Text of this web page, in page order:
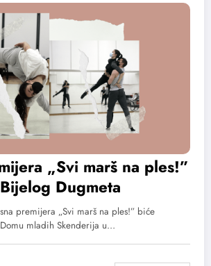
„Svi marš na ples!”
Dugmeta
premijera „Svi marš na ples!” biće
mladih Skenderija u…